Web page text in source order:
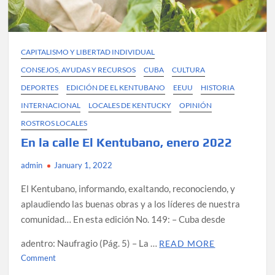
CAPITALISMO Y LIBERTAD INDIVIDUAL
CONSEJOS, AYUDAS Y RECURSOS
CUBA
CULTURA
DEPORTES
EDICIÓN DE EL KENTUBANO EEUU
HISTORIA
INTERNACIONAL
LOCALES DE KENTUCKY
OPINIÓN
ROSTROS LOCALES
En la calle El Kentubano, enero 2022
admin January 1, 2022
El Kentubano, informando, exaltando, reconociendo, y
aplaudiendo las buenas obras y a los líderes de nuestra
comunidad… En esta edición No. 149: – Cuba desde
adentro: Naufragio (Pág. 5) – La … READ MORE
Commenton